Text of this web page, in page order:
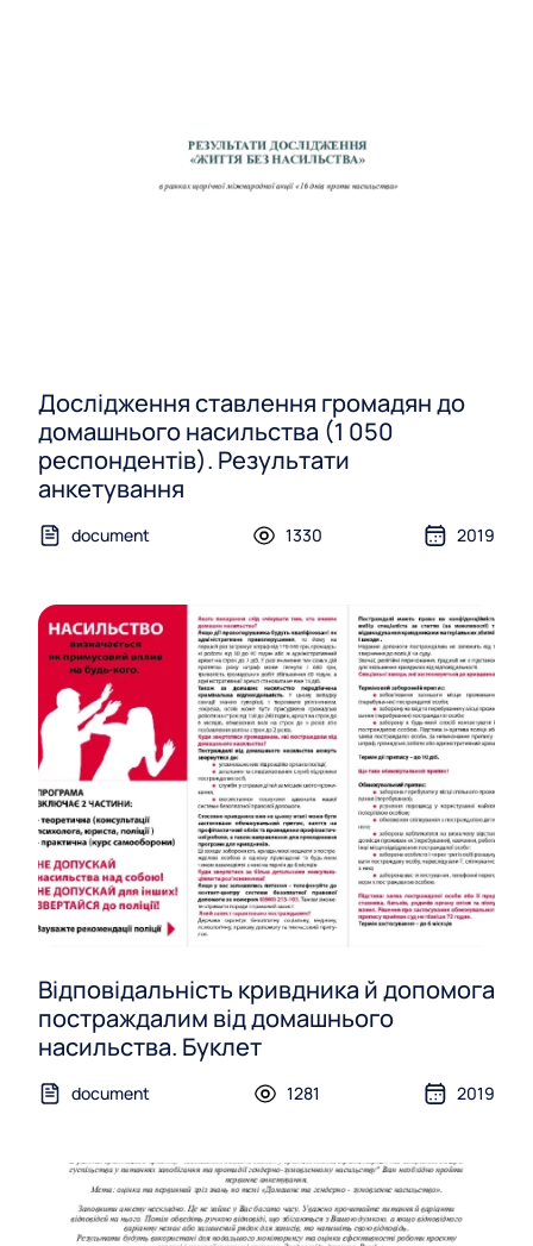
Дослідження ставлення громадян до
домашнього насильства (1 050
респондентів). Результати
анкетування
document 1330 2019
Відповідальність кривдника й допомога
постраждалим від домашнього
насильства. Буклет
document 1281 2019